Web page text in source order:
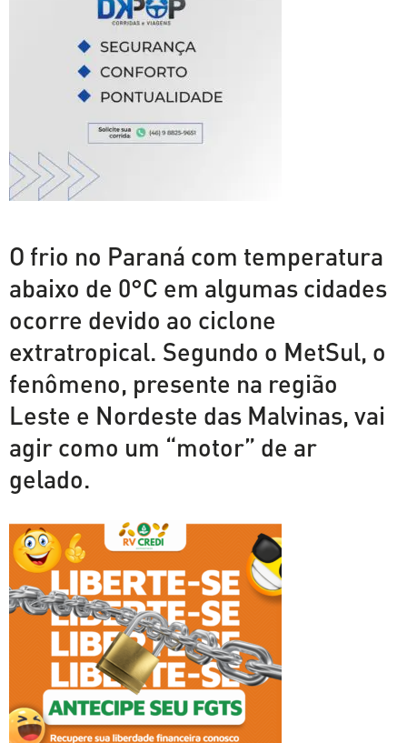
O frio no Paraná com temperatura
abaixo de 0°C em algumas cidades
ocorre devido ao ciclone
extratropical. Segundo o MetSul, o
fenômeno, presente na região
Leste e Nordeste das Malvinas, vai
agir como um “motor” de ar
gelado.